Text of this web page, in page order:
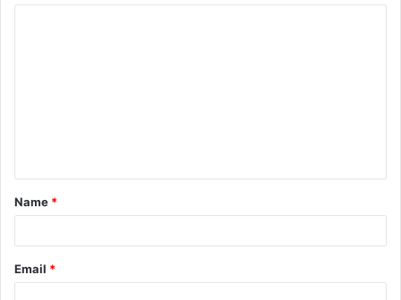
t
*
Name *
Email *